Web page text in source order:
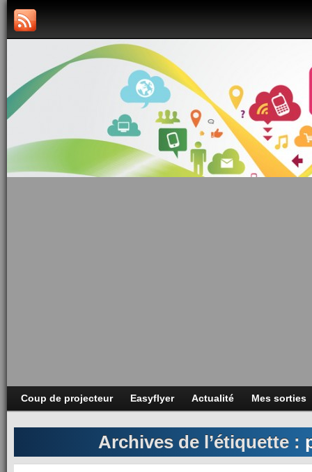
Coup de projecteur Easyflyer Actualité Mes sorties
Archives de l’étiquette :